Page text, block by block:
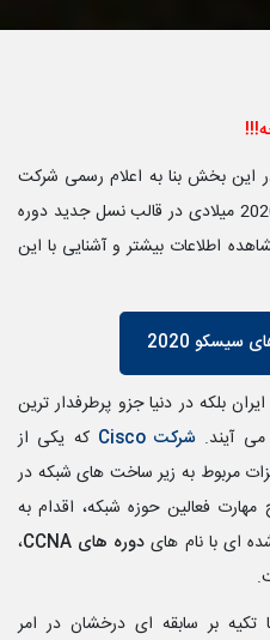
این بخش بنا به اعلام رسمی شرکت
تاریخ 24 فوریه سال 2020 میلادی در قالب نسل جدید دوره
اطلاعات بیشتر و آشنایی با این
2020
ایران بلکه در دنیا جزو پرطرفدار ترین
آیند. شرکت Cisco
که یکی از
مربوط به زیر ساخت های شبکه در
فعالین حوزه شبکه، اقدام به
ای با نام های دوره های CCNA
،
تکیه بر سابقه ای درخشان در امر